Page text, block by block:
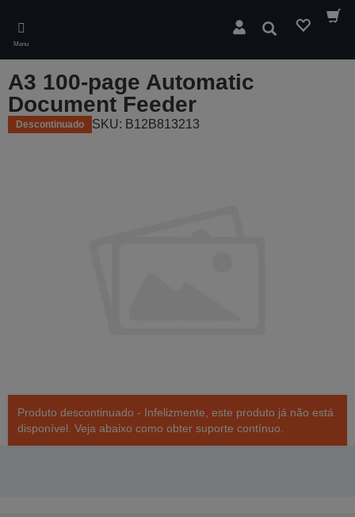
main
content
Menu
Pesquisar
A3 100-page Automatic
Document Feeder
Descontinuado SKU: B12B813213
Produto descontinuado - Infelizmente, este produto já não está
disponível. Veja abaixo como obter suporte contínuo.